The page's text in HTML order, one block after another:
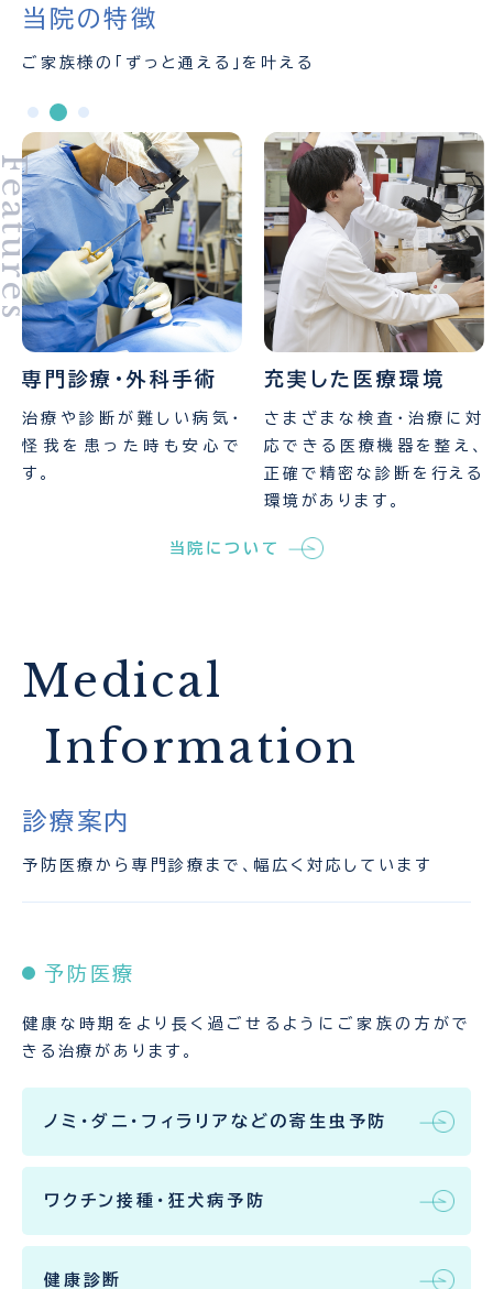
当院の特徴
ご家族様の「ずっと通える」を叶える
専門診療・外科手術
治療や診断が難しい病気・
怪我を患った時も安心で
す。
充実した医療環境
さまざまな検査・治療に対
応できる医療機器を整え、
正確で精密な診断を行える
環境があります。
当院について
Medical
Information
診療案内
予防医療から専門診療まで、幅広く対応しています
予防医療
健康な時期をより長く過ごせるようにご家族の方がで
きる治療があります。
ノミ・ダニ・フィラリアなどの寄生虫予防
ワクチン接種・狂犬病予防
健康診断